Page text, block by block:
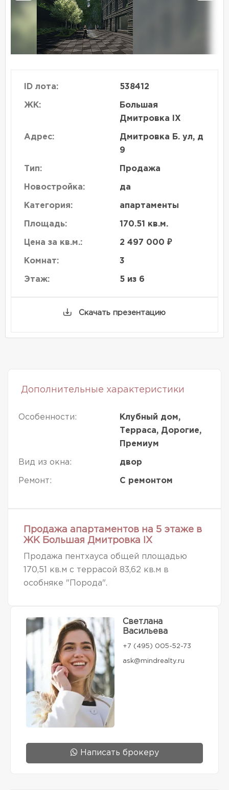
ID лота: 538412
ЖК:
Большая
Дмитровка IX
Адрес:
Дмитровка Б. ул, д
9
Тип: Продажа
Новостройка: да
Категория: апартаменты
Площадь: 170.51 кв.м.
Цена за кв.м.: 2 497 000 ₽
Комнат: 3
Этаж: 5 из 6
Скачать презентацию
Дополнительные характеристики
Особенности:
Клубный дом,
Терраса, Дорогие,
Премиум
Вид из окна: двор
Ремонт: С ремонтом
Продажа апартаментов на 5 этаже в
ЖК Большая Дмитровка IX
Продажа пентхауса общей площадью
170,51 кв.м с террасой 83,62 кв.м в
особняке "Порода".
Светлана
Васильева
+7 (495) 005-52-73
ask@mindrealty.ru
Написать брокеру